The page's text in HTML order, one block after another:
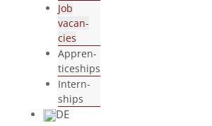
Job
vacan­
cies
App­ren­
ti­ce­ships
Intern­
ships
DE